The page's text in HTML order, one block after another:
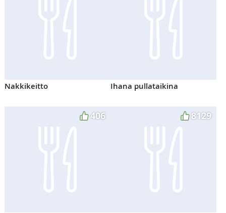
Nakkikeitto Ihana pullataikina
406 8129